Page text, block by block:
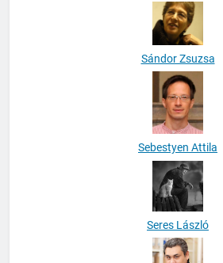
Sándor Zsuzsa
Sebestyen Attila
Seres László